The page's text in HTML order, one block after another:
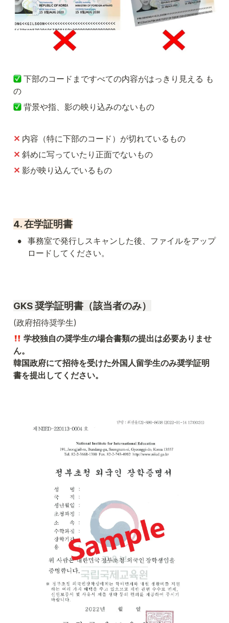
下部のコードまですべての内容がはっきり見える も
の
背景や指、影の映り込みのないもの
✕ 内容（特に下部のコード）が切れているもの
✕ 斜めに写っていたり正面でないもの
✕ 影が映り込んでいるもの
4. 在学証明書
•
事務室で発行しスキャンした後、ファイルをアップ
ロードしてください。
GKS 奨学証明書 （該当者のみ）
(政府招待奨学生)
学校独自の奨学生の場合書類の提出は必要ありませ
ん。
韓国政府にて招待を受けた外国人留学生のみ奨学証明
書を提出してください。